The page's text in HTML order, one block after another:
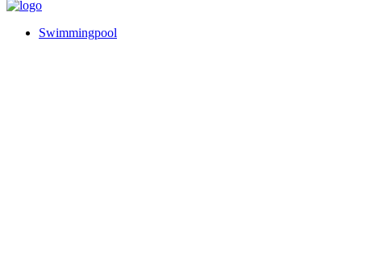
Swimmingpool